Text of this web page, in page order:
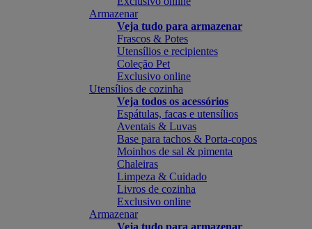
Armazenar
Veja tudo para armazenar
Frascos & Potes
Utensílios e recipientes
Coleção Pet
Exclusivo online
Utensílios de cozinha
Veja todos os acessórios
Espátulas, facas e utensílios
Aventais & Luvas
Base para tachos & Porta-copos
Moinhos de sal & pimenta
Chaleiras
Limpeza & Cuidado
Livros de cozinha
Exclusivo online
Armazenar
Veja tudo para armazenar